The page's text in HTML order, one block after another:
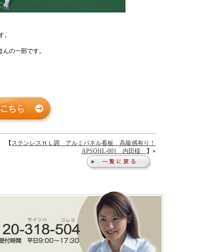
の一部です。
【 ステンレスＨＬ調 アルミパネル看板 高級感有り！
APSOHL-001 内田様
】»